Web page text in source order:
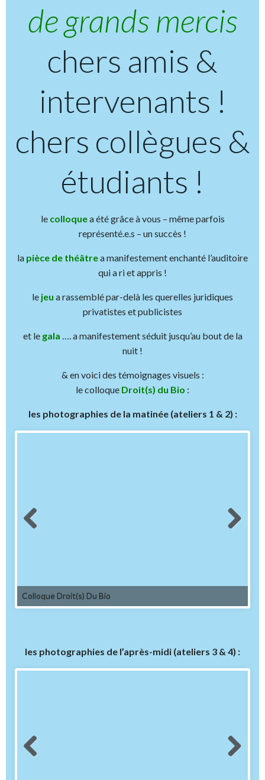
de grands mercis
chers amis &
intervenants !
chers collègues &
étudiants !
le colloquea été grâce à vous – même parfois
représenté.e.s – un succès !
la pièce de théâtrea manifestement enchanté l’auditoire
qui a ri et appris !
le jeu a rassemblé par-delà les querelles juridiques
privatistes et publicistes
et le gala …. a manifestement séduit jusqu’au bout de la
nuit !
& en voici des témoignages visuels :
le colloque Droit(s) du Bio :
les photographies de la matinée (ateliers 1 & 2) :
Colloque Droit(s) Du Bio
les photographies de l’après-midi (ateliers 3 & 4) :